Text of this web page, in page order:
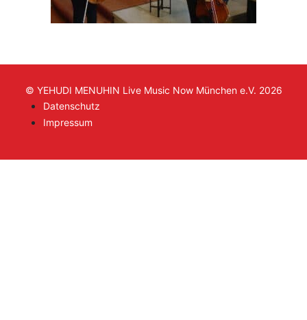
© YEHUDI MENUHIN Live Music Now München e.V. 2026
Datenschutz
Impressum